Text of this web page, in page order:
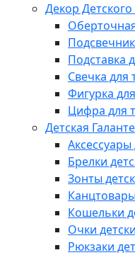
Декор
Подставка
Свечка для
Фигурка
Цифра для
Детская
Аксессуары
Брелки
Зонты
Кошельки
Очки
Рюкзаки